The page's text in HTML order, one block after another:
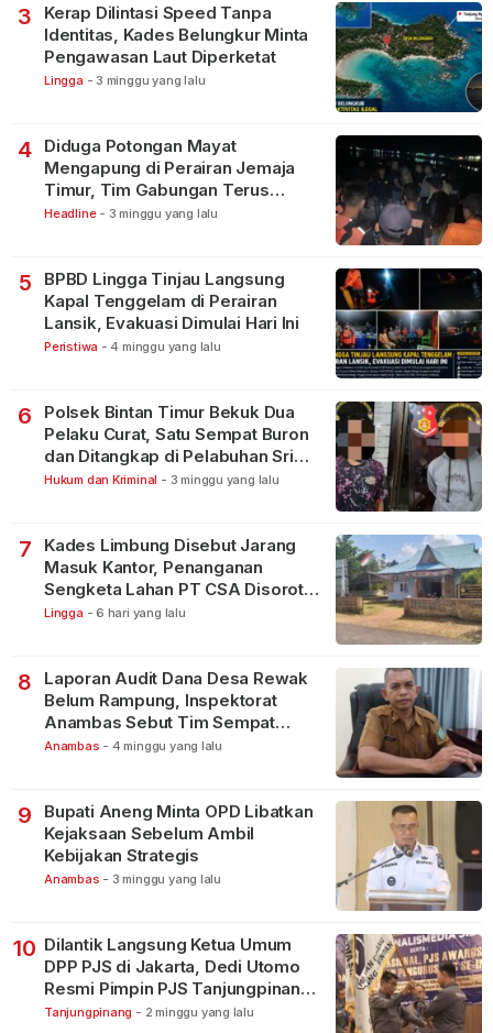
3
Kerap Dilintasi Speed Tanpa
Identitas, Kades Belungkur Minta
Pengawasan Laut Diperketat
Lingga - 3 minggu yang lalu
4
Diduga Potongan Mayat
Mengapung di Perairan Jemaja
Timur, Tim Gabungan Terus
Lakukan Pencarian
Headline - 3 minggu yang lalu
5
BPBD Lingga Tinjau Langsung
Kapal Tenggelam di Perairan
Lansik, Evakuasi Dimulai Hari Ini
Peristiwa - 4 minggu yang lalu
6
Polsek Bintan Timur Bekuk Dua
Pelaku Curat, Satu Sempat Buron
dan Ditangkap di Pelabuhan Sri
Bintan Pura
Hukum dan Kriminal - 3 minggu yang lalu
7
Kades Limbung Disebut Jarang
Masuk Kantor, Penanganan
Sengketa Lahan PT CSA Disorot
Warga
Lingga - 6 hari yang lalu
8
Laporan Audit Dana Desa Rewak
Belum Rampung, Inspektorat
Anambas Sebut Tim Sempat
Terbagi Tangani Kasus Lain
Anambas - 4 minggu yang lalu
9
Bupati Aneng Minta OPD Libatkan
Kejaksaan Sebelum Ambil
Kebijakan Strategis
Anambas - 3 minggu yang lalu
10 Dilantik Langsung Ketua Umum
DPP PJS di Jakarta, Dedi Utomo
Resmi Pimpin PJS Tanjungpinang-
Bintan
Tanjungpinang - 2 minggu yang lalu